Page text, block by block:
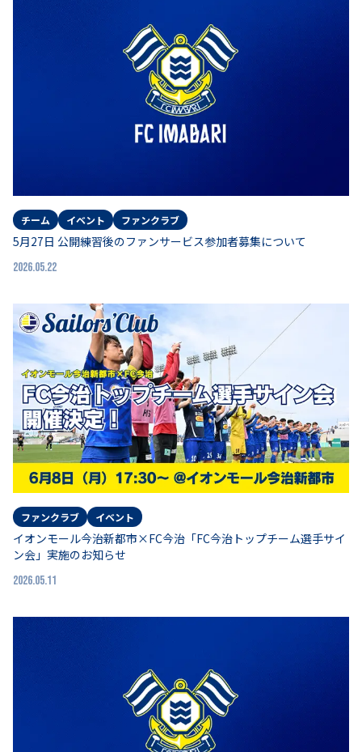
チーム イベント ファンクラブ
5月27日 公開練習後のファンサービス参加者募集について
2026.05.22
ファンクラブ イベント
イオンモール今治新都市×FC今治「FC今治トップチーム選手サイ
ン会」実施のお知らせ
2026.05.11